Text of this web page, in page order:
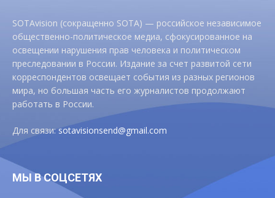
SOTAvision (сокращенно SOTA) — российское независимое
общественно-политическое медиа, сфокусированное на
освещении нарушения прав человека и политическом
преследовании в России. Издание за счет развитой сети
корреспондентов освещает события из разных регионов
мира, но большая часть его журналистов продолжают
работать в России.
Для связи:sotavisionsend@gmail.com
МЫ В СОЦСЕТЯХ